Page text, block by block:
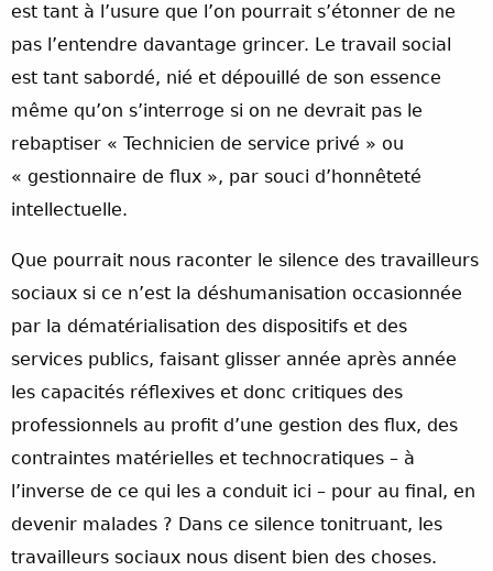
est tant à l’usure que l’on pourrait s’étonner de ne
pas l’entendre davantage grincer. Le travail social
est tant sabordé, nié et dépouillé de son essence
même qu’on s’interroge si on ne devrait pas le
rebaptiser « Technicien de service privé » ou
« gestionnaire de flux », par souci d’honnêteté
intellectuelle.
Que pourrait nous raconter le silence des travailleurs
sociaux si ce n’est la déshumanisation occasionnée
par la dématérialisation des dispositifs et des
services publics, faisant glisser année après année
les capacités réflexives et donc critiques des
professionnels au profit d’une gestion des flux, des
contraintes matérielles et technocratiques – à
l’inverse de ce qui les a conduit ici – pour au final, en
devenir malades ? Dans ce silence tonitruant, les
travailleurs sociaux nous disent bien des choses.